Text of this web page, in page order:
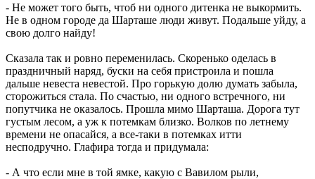
- Не может того быть, чтоб ни одного дитенка не выкормить.
Не в одном городе да Шарташе люди живут. Подальше уйду, а
свою долго найду!
Сказала так и ровно переменилась. Скоренько оделась в
праздничный наряд, буски на себя пристроила и пошла
дальше невеста невестой. Про горькую долю думать забыла,
сторожиться стала. По счастью, ни одного встречного, ни
попутчика не оказалось. Прошла мимо Шарташа. Дорога тут
густым лесом, а уж к потемкам близко. Волков по летнему
времени не опасайся, а все-таки в потемках итти
несподручно. Глафира тогда и придумала:
- А что если мне в той ямке, какую с Вавилом рыли,